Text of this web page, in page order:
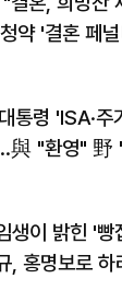
약 '결혼 페
통령 'ISA·주
與 "환영" 野
생이 밝힌 '
, 홍명보로 하